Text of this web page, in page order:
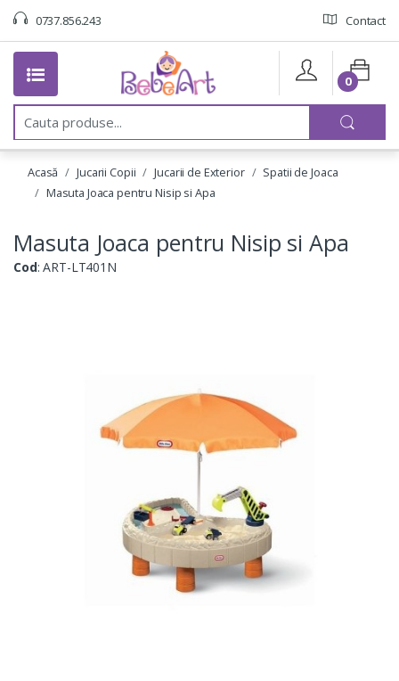
0737.856.243 Contact
C
u
0
Acasă Jucarii Copii Jucarii de Exterior
Spatii de Joaca
Masuta Joaca pentru Nisip si Apa
Masuta Joaca pentru Nisip si Apa
Cod: ART-LT401N